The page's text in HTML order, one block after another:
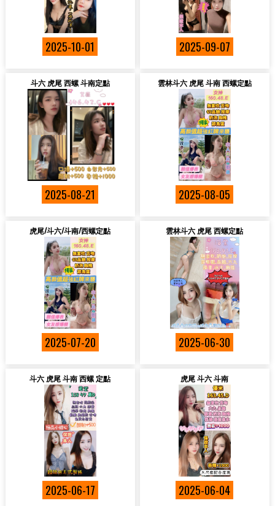
2025-10-01 2025-09-07
斗六 虎尾 西螺 斗南定點
2025-08-21
雲林斗六 虎尾 斗南 西螺定點
2025-08-05
虎尾/斗六/斗南/西螺定點
2025-07-20
雲林斗六 虎尾 西螺定點
2025-06-30
斗六 虎尾 斗南 西螺 定點
2025-06-17
虎尾 斗六 斗南
2025-06-04